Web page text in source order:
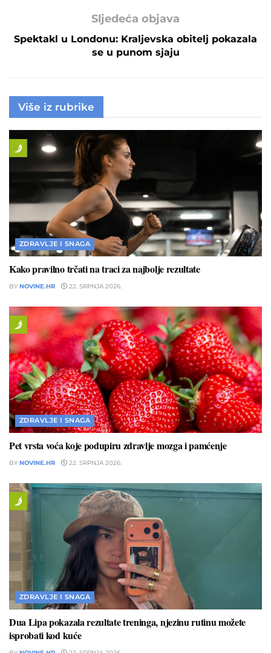
Sljedeća objava
Spektakl u Londonu: Kraljevska obitelj pokazala
se u punom sjaju
Više iz rubrike
ZDRAVLJE I SNAGA
Kako pravilno trčati na traci za najbolje rezultate
BY NOVINE.HR 22. SRPNJA 2026.
ZDRAVLJE I SNAGA
Pet vrsta voća koje podupiru zdravlje mozga i pamćenje
BY NOVINE.HR 22. SRPNJA 2026.
ZDRAVLJE I SNAGA
Dua Lipa pokazala rezultate treninga, njezinu rutinu možete
isprobati kod kuće